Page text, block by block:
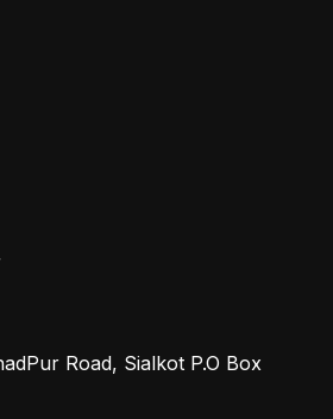
Road, Sialkot P.O Box